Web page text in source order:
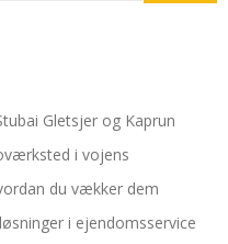
Gletsjer og Kaprun
i vojens
du vækker dem
i ejendomsservice